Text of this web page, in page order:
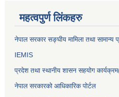
महत्वपुर्ण लिंकहरु
नेपाल सरकार सङ्घीय मामिला तथा सामान्य
IEMIS
प्रदेश तथा स्थानीय शासन सहयोग
नेपाल सरकारको आधिकारिक पोर्टल